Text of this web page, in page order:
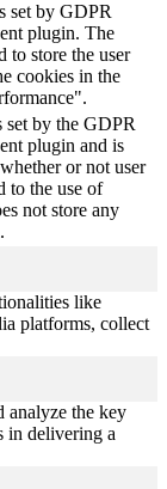
set by GDPR
plugin. The
to store the user
cookies in the
set by the GDPR
plugin and is
or not user
to the use of
not store any
like
platforms, collect
analyze the key
in delivering a